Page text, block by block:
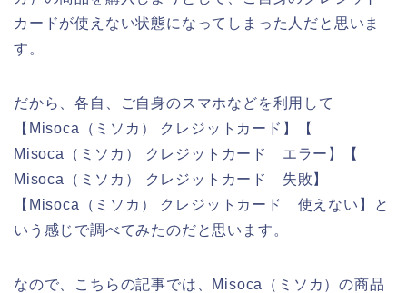
カードが使えない状態になってしまった人だと思いま
す。
だから、各自、ご自身のスマホなどを利用して
【Misoca（ミソカ） クレジットカード】【
Misoca（ミソカ） クレジットカード エラー】【
Misoca（ミソカ） クレジットカード 失敗】
【Misoca（ミソカ） クレジットカード 使えない】と
いう感じで調べてみたのだと思います。
なので、こちらの記事では、Misoca（ミソカ）の商品